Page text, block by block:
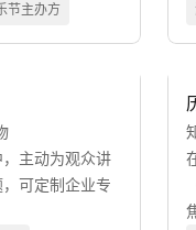
节主办方
主动为观众讲
可定制企业专